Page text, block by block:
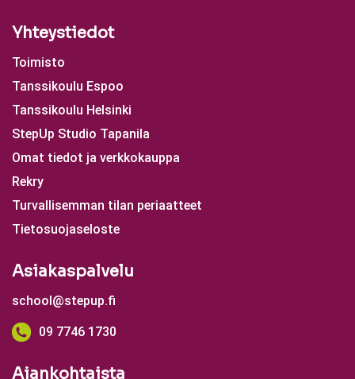
Yhteystiedot
Toimisto
Tanssikoulu Espoo
Tanssikoulu Helsinki
StepUp Studio Tapanila
Omat tiedot ja verkkokauppa
Rekry
Turvallisemman tilan periaatteet
Tietosuojaseloste
Asiakaspalvelu
school@stepup.fi
09 7746 1730
Ajankohtaista